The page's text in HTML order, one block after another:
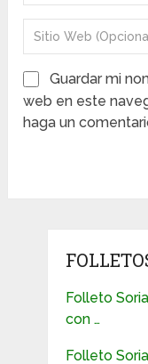
Guardar mi
web en este
haga un
Folleto
con …
Folleto